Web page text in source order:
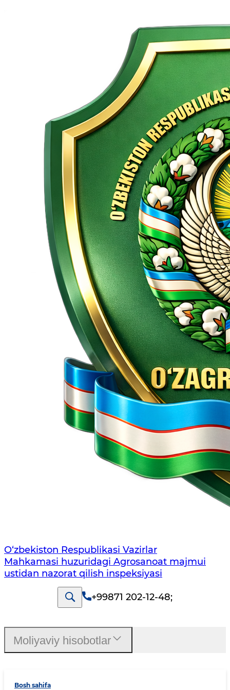
O‘zbekiston Respublikasi Vazirlar
Mahkamasi huzuridagi Agrosanoat majmui
ustidan nazorat qilish inspeksiyasi
+99871 202-12-48;
Bosh sahifa
Moliyaviy hisobotlar